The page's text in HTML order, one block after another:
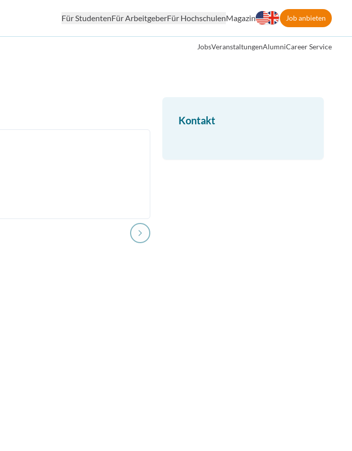
Für StudentenFür ArbeitgeberFür HochschulenMagazin Job anbieten
JobsVeranstaltungenAlumniCareer Service
Kontakt